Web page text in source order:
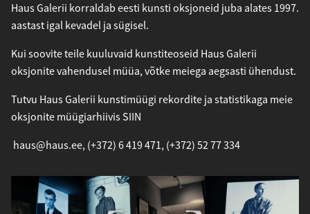
Haus Galerii korraldab eesti kunsti oksjoneid juba alates 1997.
aastast igal kevadel ja sügisel.
Kui soovite teile kuuluvaid kunstiteoseid Haus Galerii
oksjonite vahendusel müüa, võtke meiega aegsasti ühendust.
Tutvu Haus Galerii kunstimüügi rekordite ja statistikaga meie
oksjonite müügiarhiivis SIIN
haus@haus.ee, (+372) 6 419 471, (+372) 52 77 334